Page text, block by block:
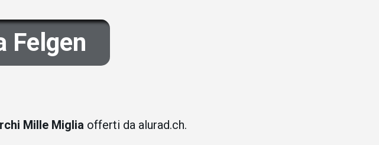
Felgen
Mille Miglia offerti da alurad.ch.